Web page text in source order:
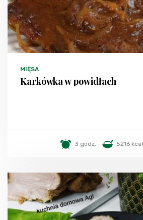
MIĘSA
Karkówka w powidłach
3 godz. 5216 kcal